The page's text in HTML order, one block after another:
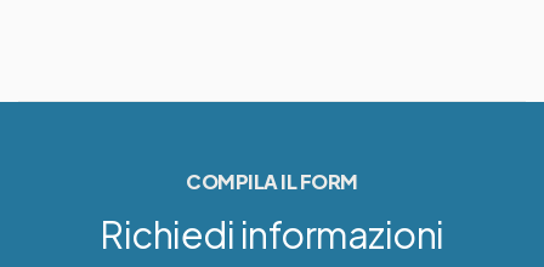
Richiedi informazioni
COMPILA IL FORM